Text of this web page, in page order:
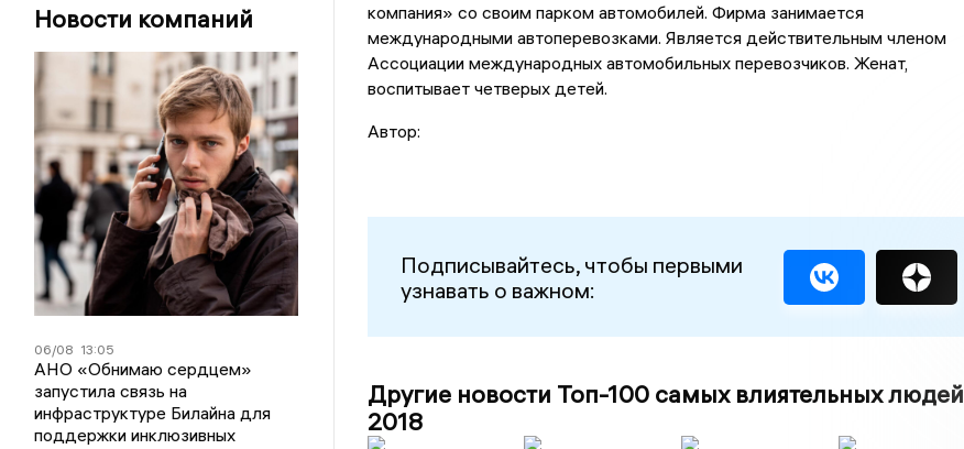
Новости компаний
06/08 13:05
АНО «Обнимаю сердцем»
запустила связь на
инфраструктуре Билайна для
поддержки инклюзивных
компания» со своим парком автомобилей. Фирма занимается
международными автоперевозками. Является действительным членом
Ассоциации международных автомобильных перевозчиков. Женат,
воспитывает четверых детей.
Автор:
Подписывайтесь, чтобы первыми
узнавать о важном:
Другие новости Топ-100 самых влиятельных людей
2018